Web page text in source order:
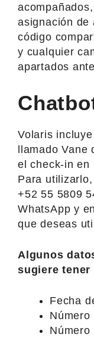
asignación de
código
y cualquier
apartados
Volaris
llamado Vane
el check-in en
Para
+52 55 5809
WhatsApp y
que deseas
Algunos
sugiere tener
Fecha
Número